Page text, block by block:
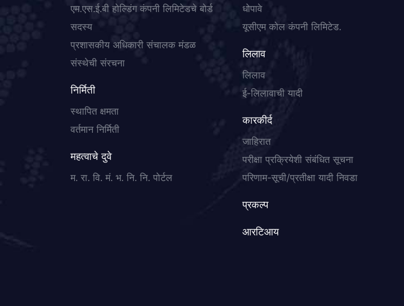
एम.एस.ई.बी होल्डिंग कंपनी लिमिटेडचे बोर्ड
सदस्य
प्रशासकीय अधिकारी संचालक मंडळ
संस्थेची संरचना
निर्मिती
स्थापित क्षमता
वर्तमान निर्मिती
महत्वाचे दुवे
म. रा. वि. मं. भ. नि. नि. पोर्टल
धोपावे
यूसीएम कोल कंपनी लिमिटेड.
लिलाव
लिलाव
ई-लिलावाची यादी
कारकीर्द
जाहिरात
परीक्षा प्रक्रियेशी संबंधित सूचना
परिणाम-सूची/प्रतीक्षा यादी निवडा
प्रकल्प
आरटिआय